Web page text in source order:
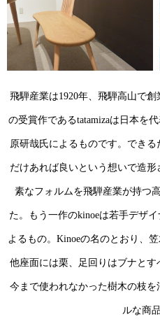
飛騨産業は1920年、飛騨高山で
の受賞作であるtatamizaは日本を
原研哉氏によるものです。でき
だけあれば良いという想いで造
素なフォルムを飛騨産業が持つ
た。もう一作のkinoeは若手デザ
よるもの。Kinoeの名のとおり、
他座面には栗、足回りはブナとす
今まで使われなかった樹木の枝
ルな商